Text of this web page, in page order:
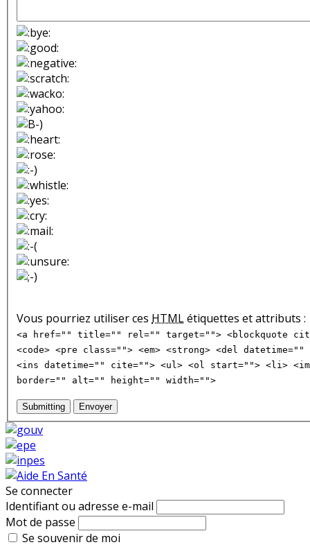
Vous pourriez utiliser ces HTMLétiquettes et attributs :
<a href="" title="" rel="" target=""> <blockquote
<code> <pre class=""> <em> <strong> <del
<ins datetime="" cite=""> <ul> <ol start=""> <li>
border="" alt="" height="" width="">
Submitting Envoyer
Se connecter
Identifiant ou adresse e-mail
Mot de passe
Se souvenir de moi